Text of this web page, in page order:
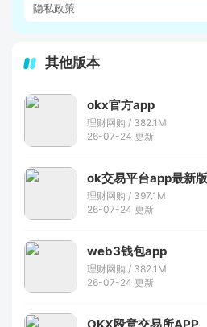
隐私政策
其他版本
okx官方app
理财网购 / 382.1M
26-07-24 更新
ok交易平台app最新版
理财网购 / 397.1M
26-07-24 更新
web3钱包app
理财网购 / 382.1M
26-07-24 更新